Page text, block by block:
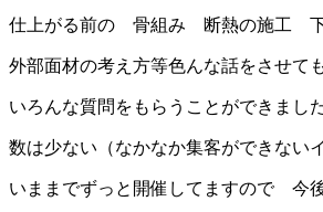
仕上がる前の 骨組み 断熱の施工
外部面材の考え方等色んな話をさせて
いろんな質問をもらうことができました
数は少ない（なかなか集客ができない
いままでずっと開催してますので 今